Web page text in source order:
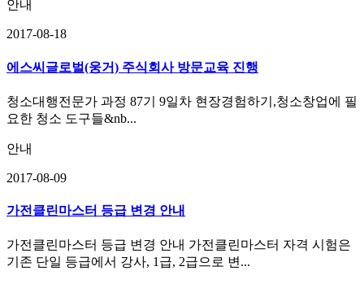
안내
2017-08-18
에스씨글로벌(웅거) 주식회사 방문교육 진행
청소대행전문가 과정 87기 9일차 현장경험하기,청소창업에 필
요한 청소 도구들&nb...
안내
2017-08-09
가전클린마스터 등급 변경 안내
가전클린마스터 등급 변경 안내 가전클린마스터 자격 시험은
기존 단일 등급에서 강사, 1급, 2급으로 변...